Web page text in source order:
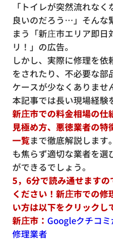
「トイレが突然流れな
良いのだろう…」そんな
まう「新庄市エリア即
リ！」の広告。
しかし、実際に修理を
をされたり、不必要な部
ケースが少なくありませ
本記事では長い現場経験
新庄市での料金相場の仕
見極め方、悪徳業者の特
一覧まで徹底解説します
も焦らず適切な業者を選
ができるでしょう。
5，6分で読み通せます
ください！新庄市での
い方は以下をクリックし
新庄市： Googleクチコ
修理業者